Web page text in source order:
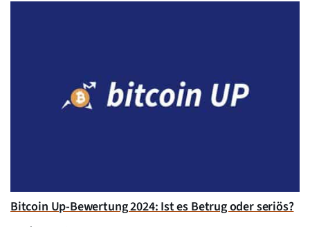
Bitcoin Up-Bewertung 2024: Ist es Betrug oder seriös?